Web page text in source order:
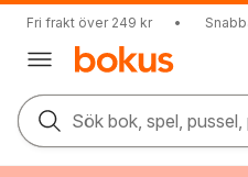
Fri frakt över 249 kr •
Sök bok, spel, pussel,